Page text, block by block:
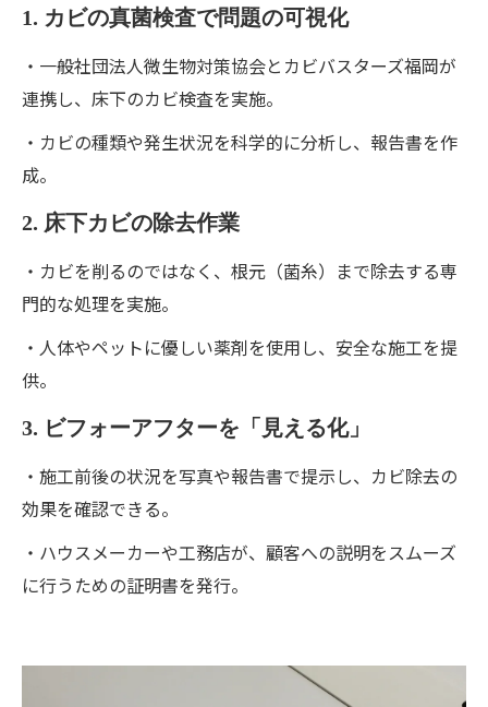
1. カビの真菌検査で問題の可視化
・一般社団法人微生物対策協会とカビバスターズ福岡が
連携し、床下のカビ検査を実施。
・カビの種類や発生状況を科学的に分析し、報告書を作
成。
2. 床下カビの除去作業
・カビを削るのではなく、根元（菌糸）まで除去する専
門的な処理を実施。
・人体やペットに優しい薬剤を使用し、安全な施工を提
供。
3. ビフォーアフターを「見える化」
・施工前後の状況を写真や報告書で提示し、カビ除去の
効果を確認できる。
・ハウスメーカーや工務店が、顧客への説明をスムーズ
に行うための証明書を発行。